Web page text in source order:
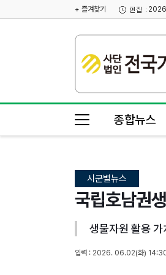
+ 즐겨찾기
종합뉴스
시군별뉴스
국립호남권
생물자원 활용
입력 : 2026. 06.02(화)